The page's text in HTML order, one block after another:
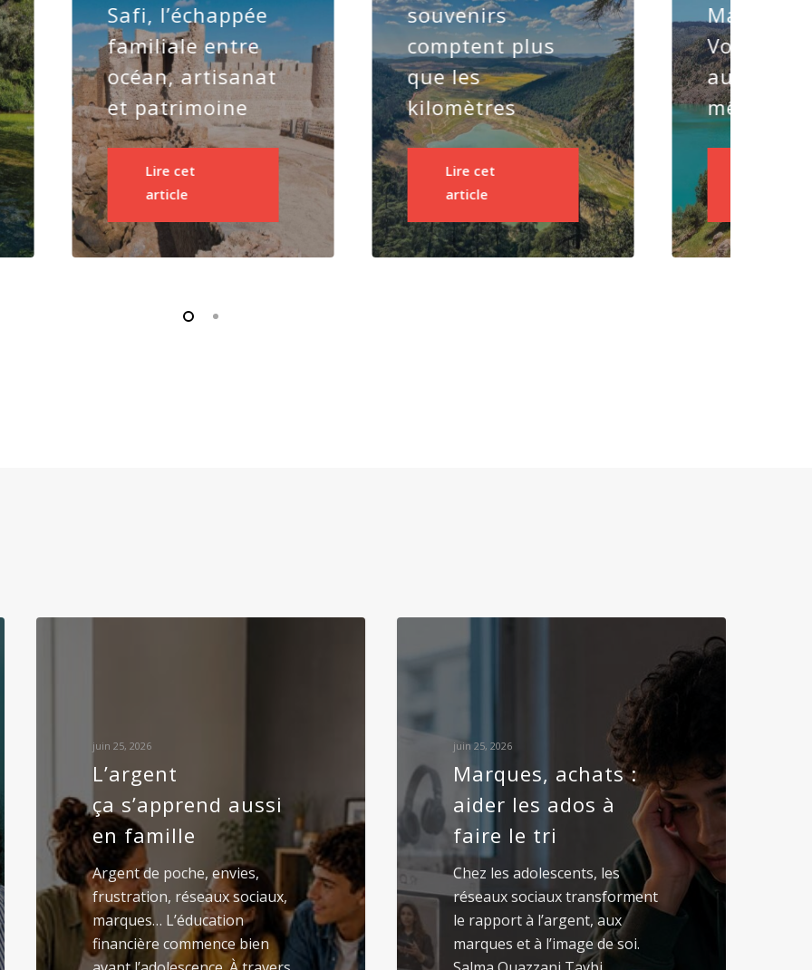
Safi, l’échappée
familiale entre
océan, artisanat
et patrimoine
souvenirs
comptent plus
que les
kilomètres
Maroc
Voyager
même
juin 25, 2026
L’argent
ça s’apprend aussi
en famille
Argent de poche, envies,
frustration, réseaux sociaux,
marques… L’éducation
financière commence bien
juin 25, 2026
Marques, achats :
aider les ados à
faire le tri
Chez les adolescents, les
réseaux sociaux transforment
le rapport à l’argent, aux
marques et à l’image de soi.